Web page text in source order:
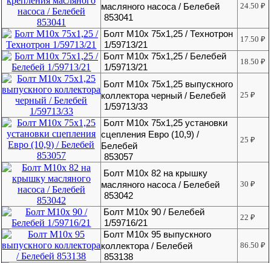
масляного насоса / Белебей
853041
24.50₽
Болт М10х 75х1,25 / Технотрон
1/59713/21
17.50₽
Болт М10х 75х1,25 / Белебей
1/59713/21
18.50₽
Болт М10х 75х1,25 выпускного
коллектора черный / Белебей
1/59713/33
25₽
Болт М10х 75х1,25 установки
сцепления Евро (10,9) /
Белебей
853057
25₽
Болт М10х 82 на крышку
масляного насоса / Белебей
853042
30₽
Болт М10х 90 / Белебей
1/59716/21
22₽
Болт М10х 95 выпускного
коллектора / Белебей
853138
86.50₽